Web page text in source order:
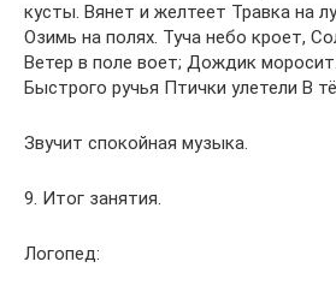
кусты. Вянет и желтеет Травка на
Озимь на полях. Туча небо кроет,
Ветер в поле воет; Дождик
Быстрого ручья Птички улетели В
Звучит спокойная музыка.
9. Итог занятия.
Логопед: